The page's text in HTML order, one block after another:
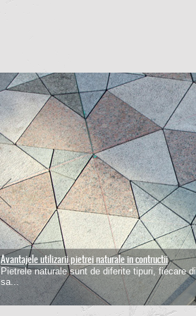
Avantajele utilizarii pietrei naturale in contructii
Pietrele naturale sunt de diferite tipuri, fiecare
sa...
Montarea pardoselilor de piatra
Desi este un material dur, piatra naurala are